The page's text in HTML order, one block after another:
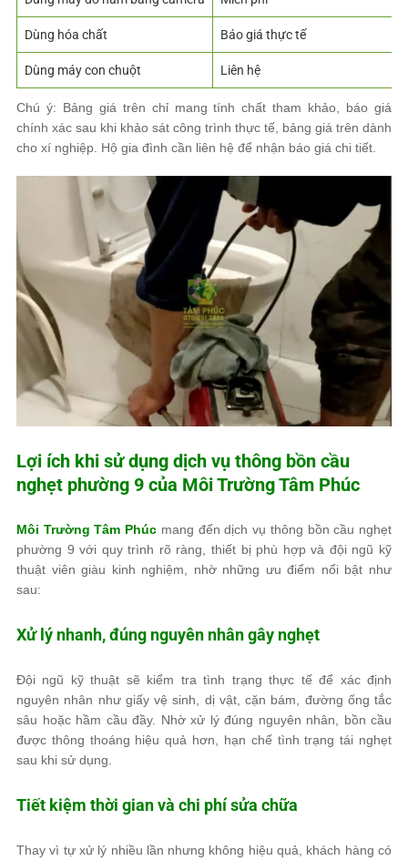
Dùng hóa chất Báo giá thực tế
Dùng máy con chuột Liên hệ
Chú ý: Bảng giá trên chỉ mang tính chất tham khảo, báo giá
chính xác sau khi khảo sát công trình thực tế, bảng giá trên dành
cho xí nghiệp. Hộ gia đình cần liên hệ để nhận báo giá chi tiết.
Lợi ích khi sử dụng dịch vụ thông bồn cầu
nghẹt phường 9 của Môi Trường Tâm Phúc
Môi Trường Tâm Phúc mang đến dịch vụ thông bồn cầu nghẹt
phường 9 với quy trình rõ ràng, thiết bị phù hợp và đội ngũ kỹ
thuật viên giàu kinh nghiệm, nhờ những ưu điểm nổi bật như
sau:
Xử lý nhanh, đúng nguyên nhân gây nghẹt
Đội ngũ kỹ thuật sẽ kiểm tra tình trạng thực tế để xác định
nguyên nhân như giấy vệ sinh, dị vật, cặn bám, đường ống tắc
sâu hoặc hầm cầu đầy. Nhờ xử lý đúng nguyên nhân, bồn cầu
được thông thoáng hiệu quả hơn, hạn chế tình trạng tái nghẹt
sau khi sử dụng.
Tiết kiệm thời gian và chi phí sửa chữa
Thay vì tự xử lý nhiều lần nhưng không hiệu quả, khách hàng có